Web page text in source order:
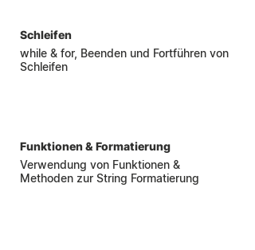
Schleifen
while & for, Beenden und Fortführen von
Schleifen
Funktionen & Formatierung
Verwendung von Funktionen &
Methoden zur String Formatierung